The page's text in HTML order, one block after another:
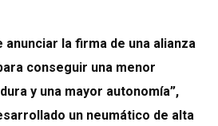
anunciar la firma de una alianza
conseguir una menor
y una mayor autonomía”,
un neumático de alta